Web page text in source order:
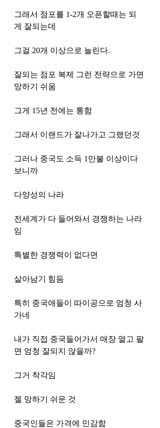
그래서 점포를 1-2개 오픈할때는 되
게 잘되는데
그걸 20개 이상으로 늘린다.
잘되는 점포 복제 그런 전략으로 가면
망하기 쉬움
그게 15년 전에는 통함
그래서 이랜드가 잘나가고 그랬던것
그러나 중국도 소득 1만불 이상이다
보니까
다양성의 나라
전세계가 다 들어와서 경쟁하는 나라
임
특별한 경쟁력이 없다면
살아남기 힘듬
특히 중국애들이 따이공으로 엄청 사
가네
내가 직접 중국들어가서 매장 열고 팔
면 엄청 잘되지 않을까?
그거 착각임
젤 망하기 쉬운 것
중국인들은 가격에 민감함